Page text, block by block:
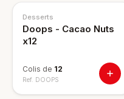
Desserts
Doops - Cacao Nuts
x12
Colis de 12
Ref. DOOPS